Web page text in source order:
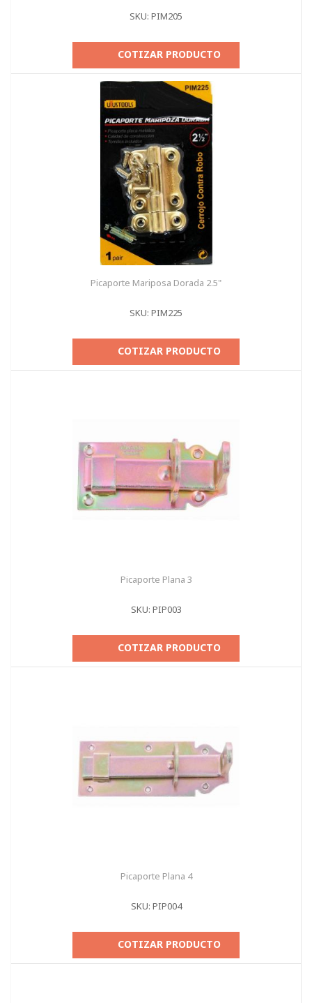
SKU: PIM205
COTIZAR PRODUCTO
Picaporte Mariposa Dorada 2.5"
SKU: PIM225
COTIZAR PRODUCTO
Picaporte Plana 3
SKU: PIP003
COTIZAR PRODUCTO
Picaporte Plana 4
SKU: PIP004
COTIZAR PRODUCTO